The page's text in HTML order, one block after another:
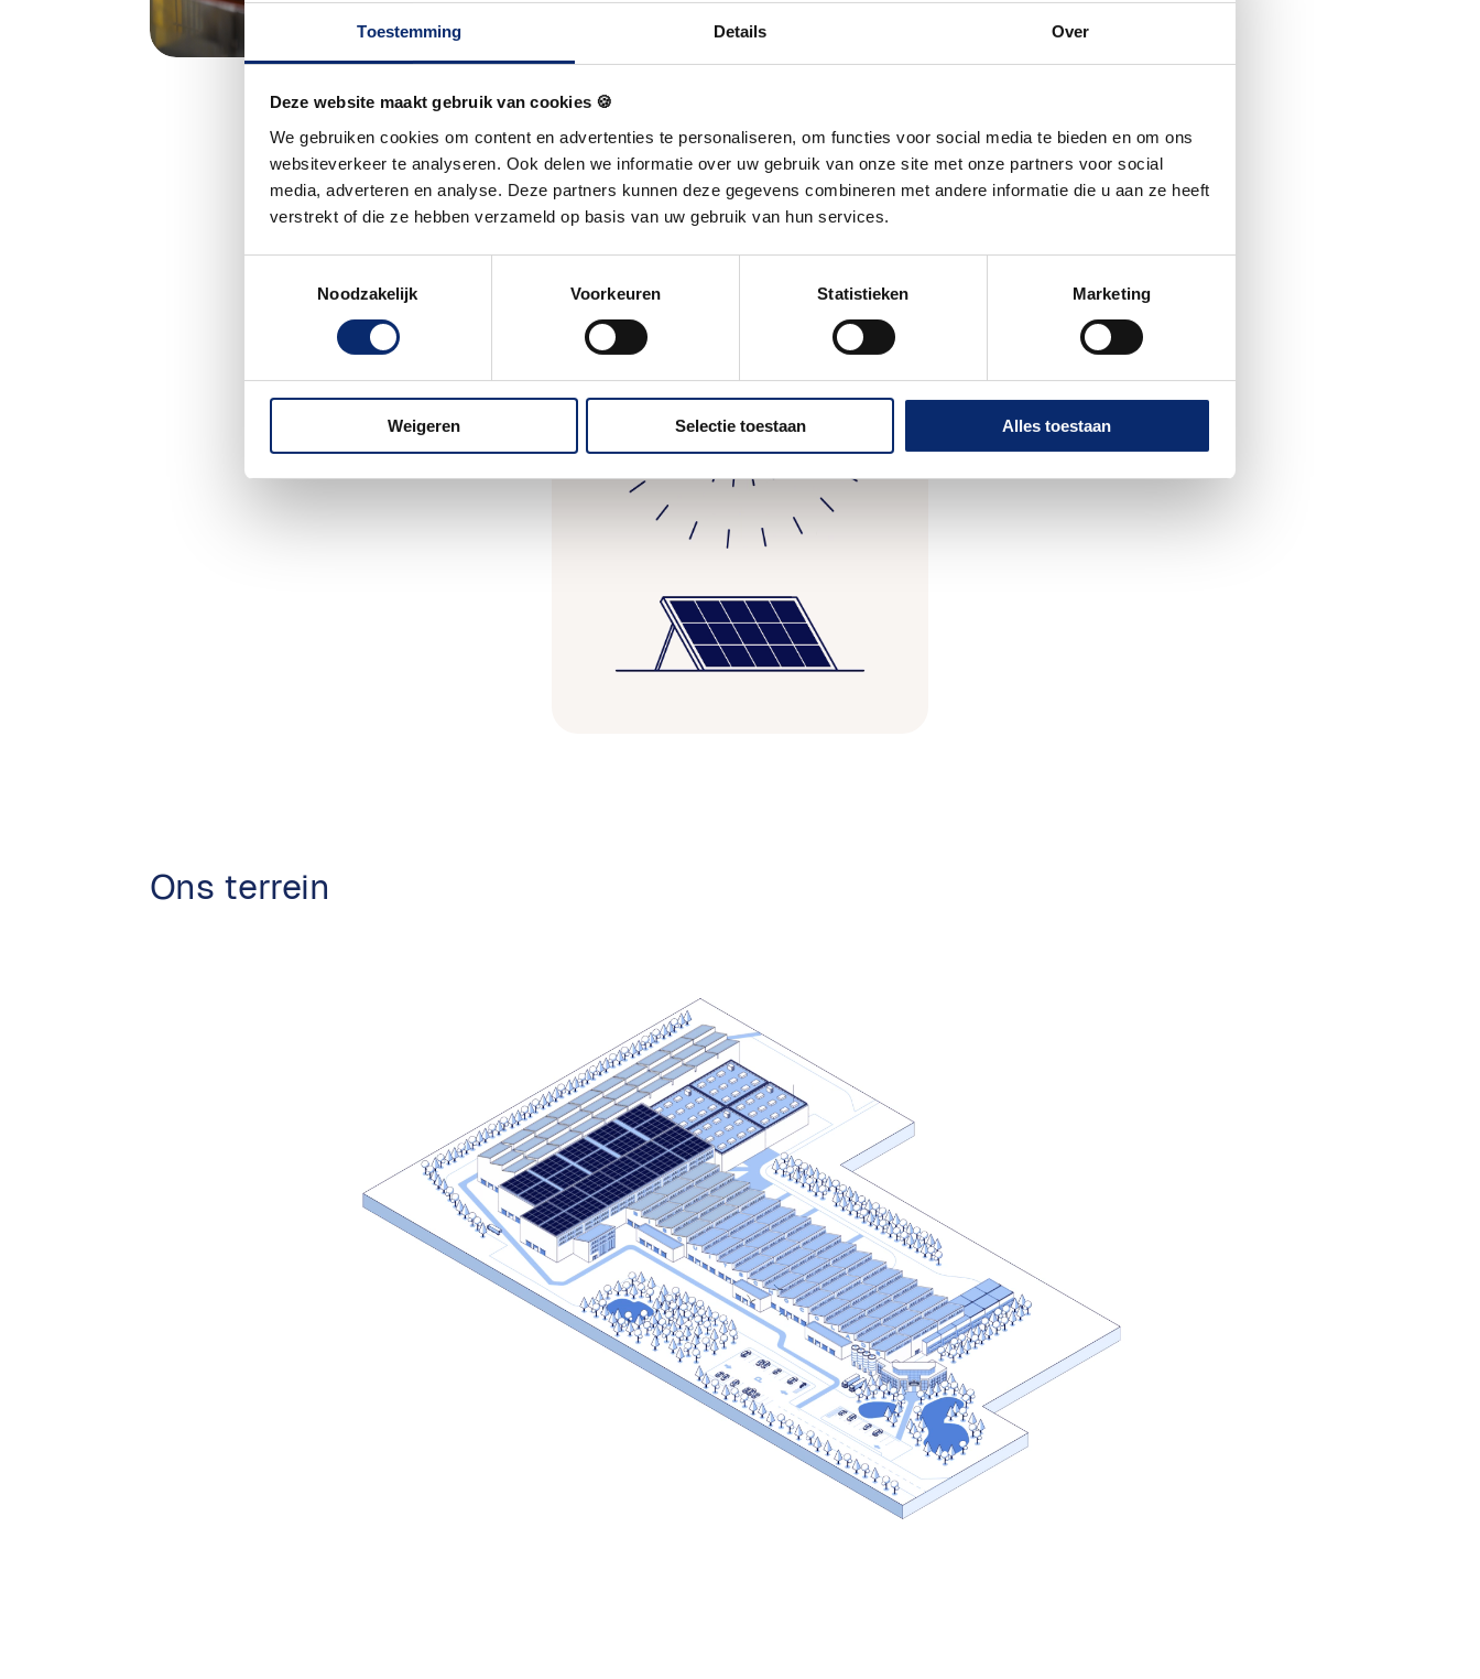
Toestemming Details Over
Deze website maakt gebruik van cookies 🍪
We gebruiken cookies om content en advertenties te personaliseren, om functies voor social media te bieden en om ons
websiteverkeer te analyseren. Ook delen we informatie over uw gebruik van onze site met onze partners voor social
media, adverteren en analyse. Deze partners kunnen deze gegevens combineren met andere informatie die u aan ze heeft
verstrekt of die ze hebben verzameld op basis van uw gebruik van hun services.
Noodzakelijk
Voorkeuren Statistieken Marketing
Weigeren Selectie toestaan Alles toestaan
50.000m2
De fabriek van de toekomst, waar
technieken samenkomen. Powered by
Ons terrein